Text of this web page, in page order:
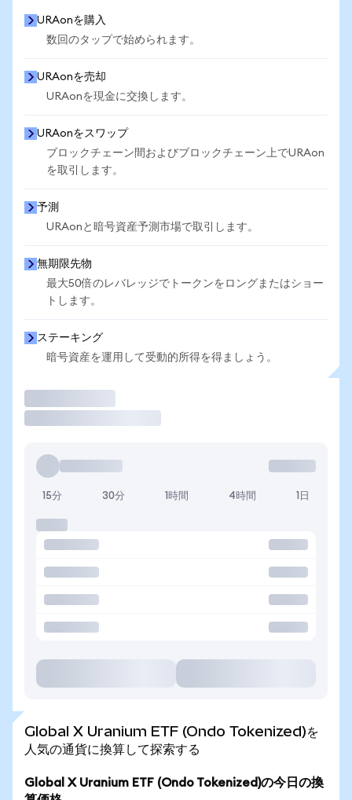
URAonを購入
数回のタップで始められます。
URAonを売却
URAonを現金に交換します。
URAonをスワップ
ブロックチェーン間およびブロックチェーン上でURAon
を取引します。
予測
URAonと暗号資産予測市場で取引します。
無期限先物
最大50倍のレバレッジでトークンをロングまたはショー
トします。
ステーキング
暗号資産を運用して受動的所得を得ましょう。
15分 30分 1時間 4時間 1日
Global X Uranium ETF (Ondo Tokenized)を
人気の通貨に換算して探索する
Global X Uranium ETF (Ondo Tokenized)の今日の換